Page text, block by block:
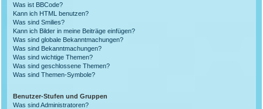
Was ist BBCode?
Kann ich HTML benutzen?
Was sind Smilies?
Kann ich Bilder in meine Beiträge einfügen?
Was sind globale Bekanntmachungen?
Was sind Bekanntmachungen?
Was sind wichtige Themen?
Was sind geschlossene Themen?
Was sind Themen-Symbole?
Benutzer-Stufen und Gruppen
Was sind Administratoren?